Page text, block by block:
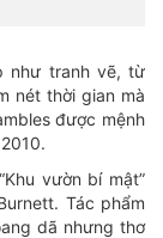
như tranh vẽ, từ
nét thời gian mà
được mệnh
vườn bí mật”
Tác phẩm
dã nhưng thơ